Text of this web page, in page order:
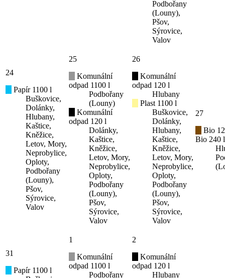
Podbořany
(Louny),
Pšov,
Sýrovice,
Valov
24
Papír 1100 l
Buškovice,
Dolánky,
Hlubany,
Kaštice,
Kněžice,
Letov, Mory,
Neprobylice,
Oploty,
Podbořany
(Louny),
Pšov,
Sýrovice,
Valov
25
Komunální
odpad 1100 l
Podbořany
(Louny)
Komunální
odpad 120 l
Dolánky,
Kaštice,
Kněžice,
Letov, Mory,
Neprobylice,
Oploty,
Podbořany
(Louny),
Pšov,
Sýrovice,
Valov
26
Komunální
odpad 120 l
Hlubany
Plast 1100 l
Buškovice,
Dolánky,
Hlubany,
Kaštice,
Kněžice,
Letov, Mory,
Neprobylice,
Oploty,
Podbořany
(Louny),
Pšov,
Sýrovice,
Valov
27
Bio
Bio 240 l
31
Papír 1100 l
1
Komunální
odpad 1100 l
Podbořany
2
Komunální
odpad 120 l
Hlubany